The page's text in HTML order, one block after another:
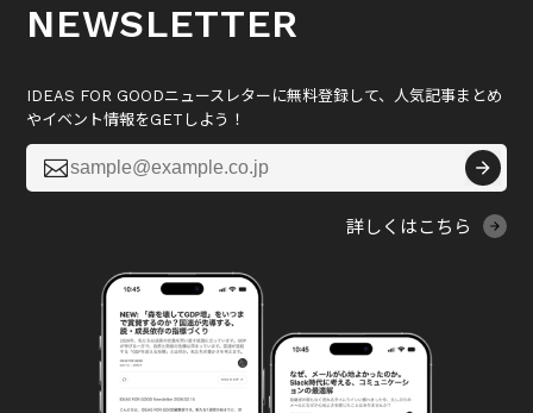
NEWSLETTER
IDEAS FOR GOODニュースレターに無料登録して、人気記事まとめ
やイベント情報をGETしよう！

詳しくはこちら